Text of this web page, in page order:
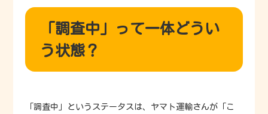
「調査中」って一体どうい
う状態？
「調査中」というステータスは、ヤマト運輸さんが「こ